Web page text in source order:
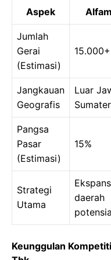
Aspek
Jumlah
Gerai
(Estimasi)
15.000+
Jangkauan
Geografis
Luar
Pangsa
Pasar
(Estimasi)
15%
Strategi
Utama
daerah
Keunggulan